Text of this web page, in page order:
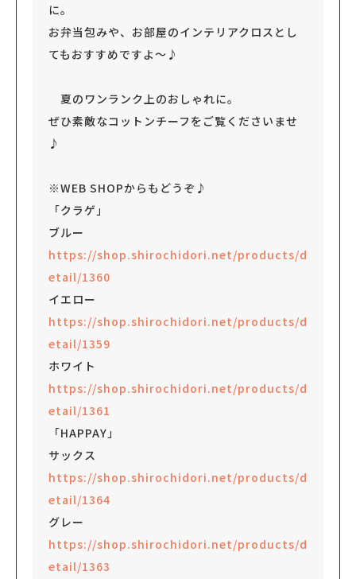
に。
お弁当包みや、お部屋のインテリアクロスとし
てもおすすめですよ～♪
夏のワンランク上のおしゃれに。
ぜひ素敵なコットンチーフをご覧くださいませ
♪
※WEB SHOPからもどうぞ♪
「クラゲ」
ブルー
https://shop.shirochidori.net/products/d
etail/1360
イエロー
https://shop.shirochidori.net/products/d
etail/1359
ホワイト
https://shop.shirochidori.net/products/d
etail/1361
「HAPPAY」
サックス
https://shop.shirochidori.net/products/d
etail/1364
グレー
https://shop.shirochidori.net/products/d
etail/1363